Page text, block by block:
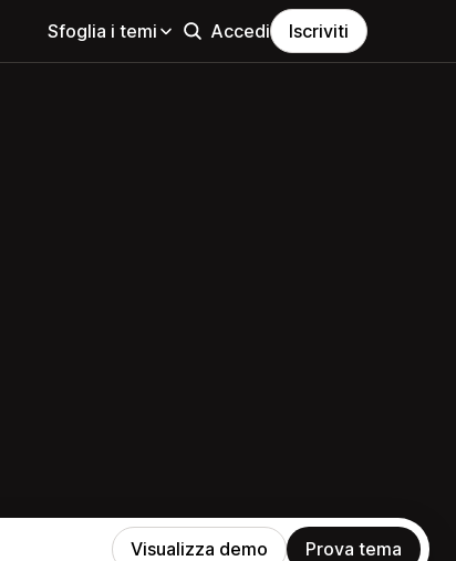
Sfoglia i temi Accedi Iscriviti
Visualizza demo Prova tema